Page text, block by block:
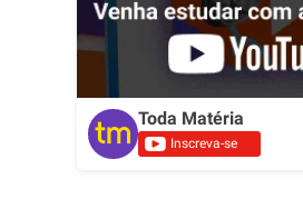
Toda Matéria
Inscreva-se